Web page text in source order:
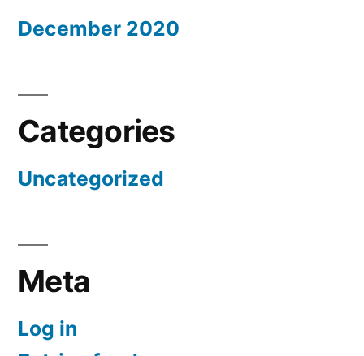
December 2020
Categories
Uncategorized
Meta
Log in